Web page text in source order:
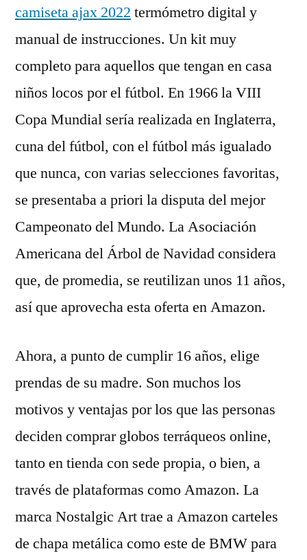
camiseta ajax 2022 termómetro digital y
manual de instrucciones. Un kit muy
completo para aquellos que tengan en casa
niños locos por el fútbol. En 1966 la VIII
Copa Mundial sería realizada en Inglaterra,
cuna del fútbol, con el fútbol más igualado
que nunca, con varias selecciones favoritas,
se presentaba a priori la disputa del mejor
Campeonato del Mundo. La Asociación
Americana del Árbol de Navidad considera
que, de promedia, se reutilizan unos 11 años,
así que aprovecha esta oferta en Amazon.
Ahora, a punto de cumplir 16 años, elige
prendas de su madre. Son muchos los
motivos y ventajas por los que las personas
deciden comprar globos terráqueos online,
tanto en tienda con sede propia, o bien, a
través de plataformas como Amazon. La
marca Nostalgic Art trae a Amazon carteles
de chapa metálica como este de BMW para